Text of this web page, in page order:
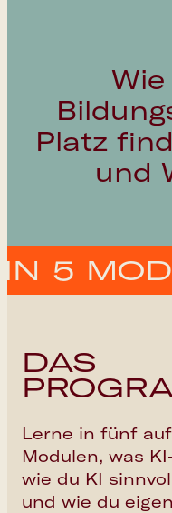
Wie
Bildung
Platz fnd
und
DAS
Lerne in fünf
Modulen, was
wie du KI
und wie du